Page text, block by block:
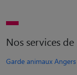
Nos services
Garde animaux Angers